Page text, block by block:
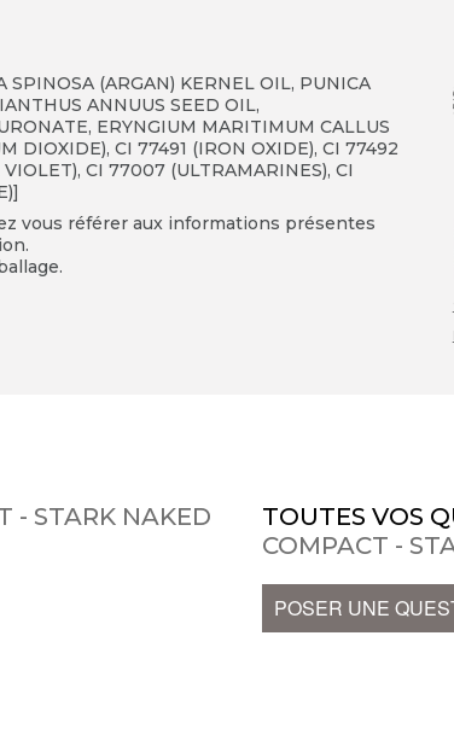
SPINOSA (ARGAN) KERNEL OIL, PUNICA
ANNUUS SEED OIL,
ERYNGIUM MARITIMUM CALLUS
DIOXIDE), CI 77491 (IRON OXIDE), CI 77492
CI 77007 (ULTRAMARINES), CI
vous référer aux informations présentes
- STARK NAKED
TOUTES VOS
COMPACT -
POSER UNE